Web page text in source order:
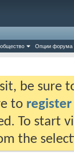
Опции форума
be sure
to register
To start
the